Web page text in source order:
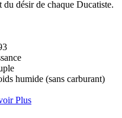
du désir de chaque Ducatiste.
humide (sans carburant)
Plus